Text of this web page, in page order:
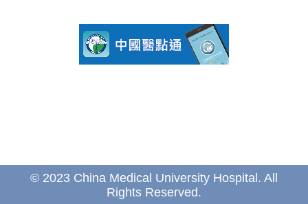
© 2023 China Medical University Hospital. All
Rights Reserved.